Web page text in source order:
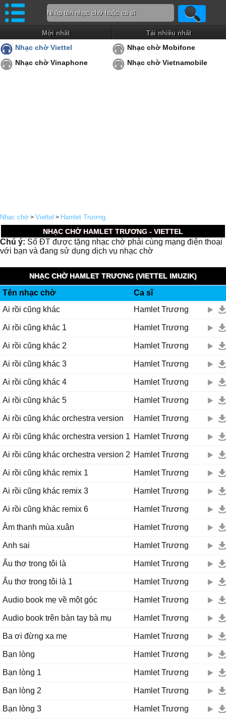
Mới nhất Tải nhiều nhất
Nhạc chờ Viettel
Nhạc chờ Mobifone
Nhạc chờ Vinaphone
Nhạc chờ Vietnamobile
Nhạc chờ > Viettel > Hamlet Trương
NHẠC CHỜ HAMLET TRƯƠNG - VIETTEL
Chú ý: Số ĐT được tặng nhạc chờ phải cùng mạng điện thoại
với bạn và đang sử dụng dịch vụ nhạc chờ
NHẠC CHỜ HAMLET TRƯƠNG (VIETTEL IMUZIK)
Tên nhạc chờ
Ca sĩ
Ai rồi cũng khác
Hamlet Trương
Ai rồi cũng khác 1 Hamlet Trương
Ai rồi cũng khác 2 Hamlet Trương
Ai rồi cũng khác 3 Hamlet Trương
Ai rồi cũng khác 4 Hamlet Trương
Ai rồi cũng khác 5 Hamlet Trương
Ai rồi cũng khác orchestra version Hamlet Trương
Ai rồi cũng khác orchestra version 1 Hamlet Trương
Ai rồi cũng khác orchestra version 2 Hamlet Trương
Ai rồi cũng khác remix 1 Hamlet Trương
Ai rồi cũng khác remix 3 Hamlet Trương
Ai rồi cũng khác remix 6 Hamlet Trương
Âm thanh mùa xuân Hamlet Trương
Anh sai Hamlet Trương
Ấu thơ trong tôi là Hamlet Trương
Ấu thơ trong tôi là 1 Hamlet Trương
Audio book mẹ về một góc Hamlet Trương
Audio book trên bàn tay bà mụ Hamlet Trương
Ba ơi đừng xa mẹ Hamlet Trương
Bạn lòng Hamlet Trương
Bạn lòng 1 Hamlet Trương
Bạn lòng 2 Hamlet Trương
Bạn lòng 3 Hamlet Trương